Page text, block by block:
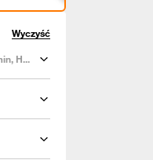
Wyczyść
H...